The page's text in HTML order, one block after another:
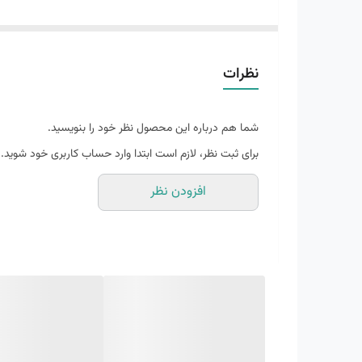
کاربرد
رویه:
زیره میانی :دو فوم حرفه ای پرو مدریتور (Pro Moderator) و لایت استرایک (Light Strike)
زیره خارجی: رابر (Rubber) – لاستیک مقاوم و تکنولوژی شرکت لاستیک سازی کانتیننتال (Continental)
نظرات
شما هم درباره این محصول نظر خود را بنویسید.
برای ثبت نظر، لازم است ابتدا وارد حساب کاربری خود شوید.
افزودن نظر